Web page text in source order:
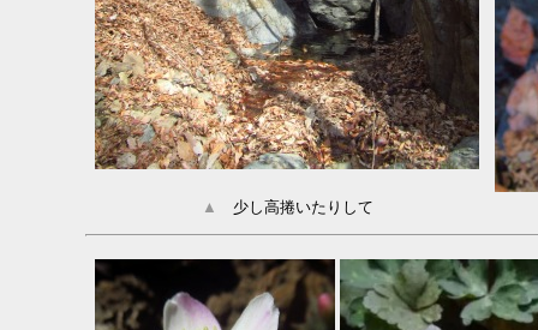
▲ 少し高捲いたりして